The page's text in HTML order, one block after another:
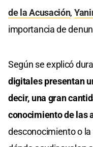
de la Acusación,
importancia de
Según se explicó
digitales presentan
decir, una gran
conocimiento de las
desconocimiento o